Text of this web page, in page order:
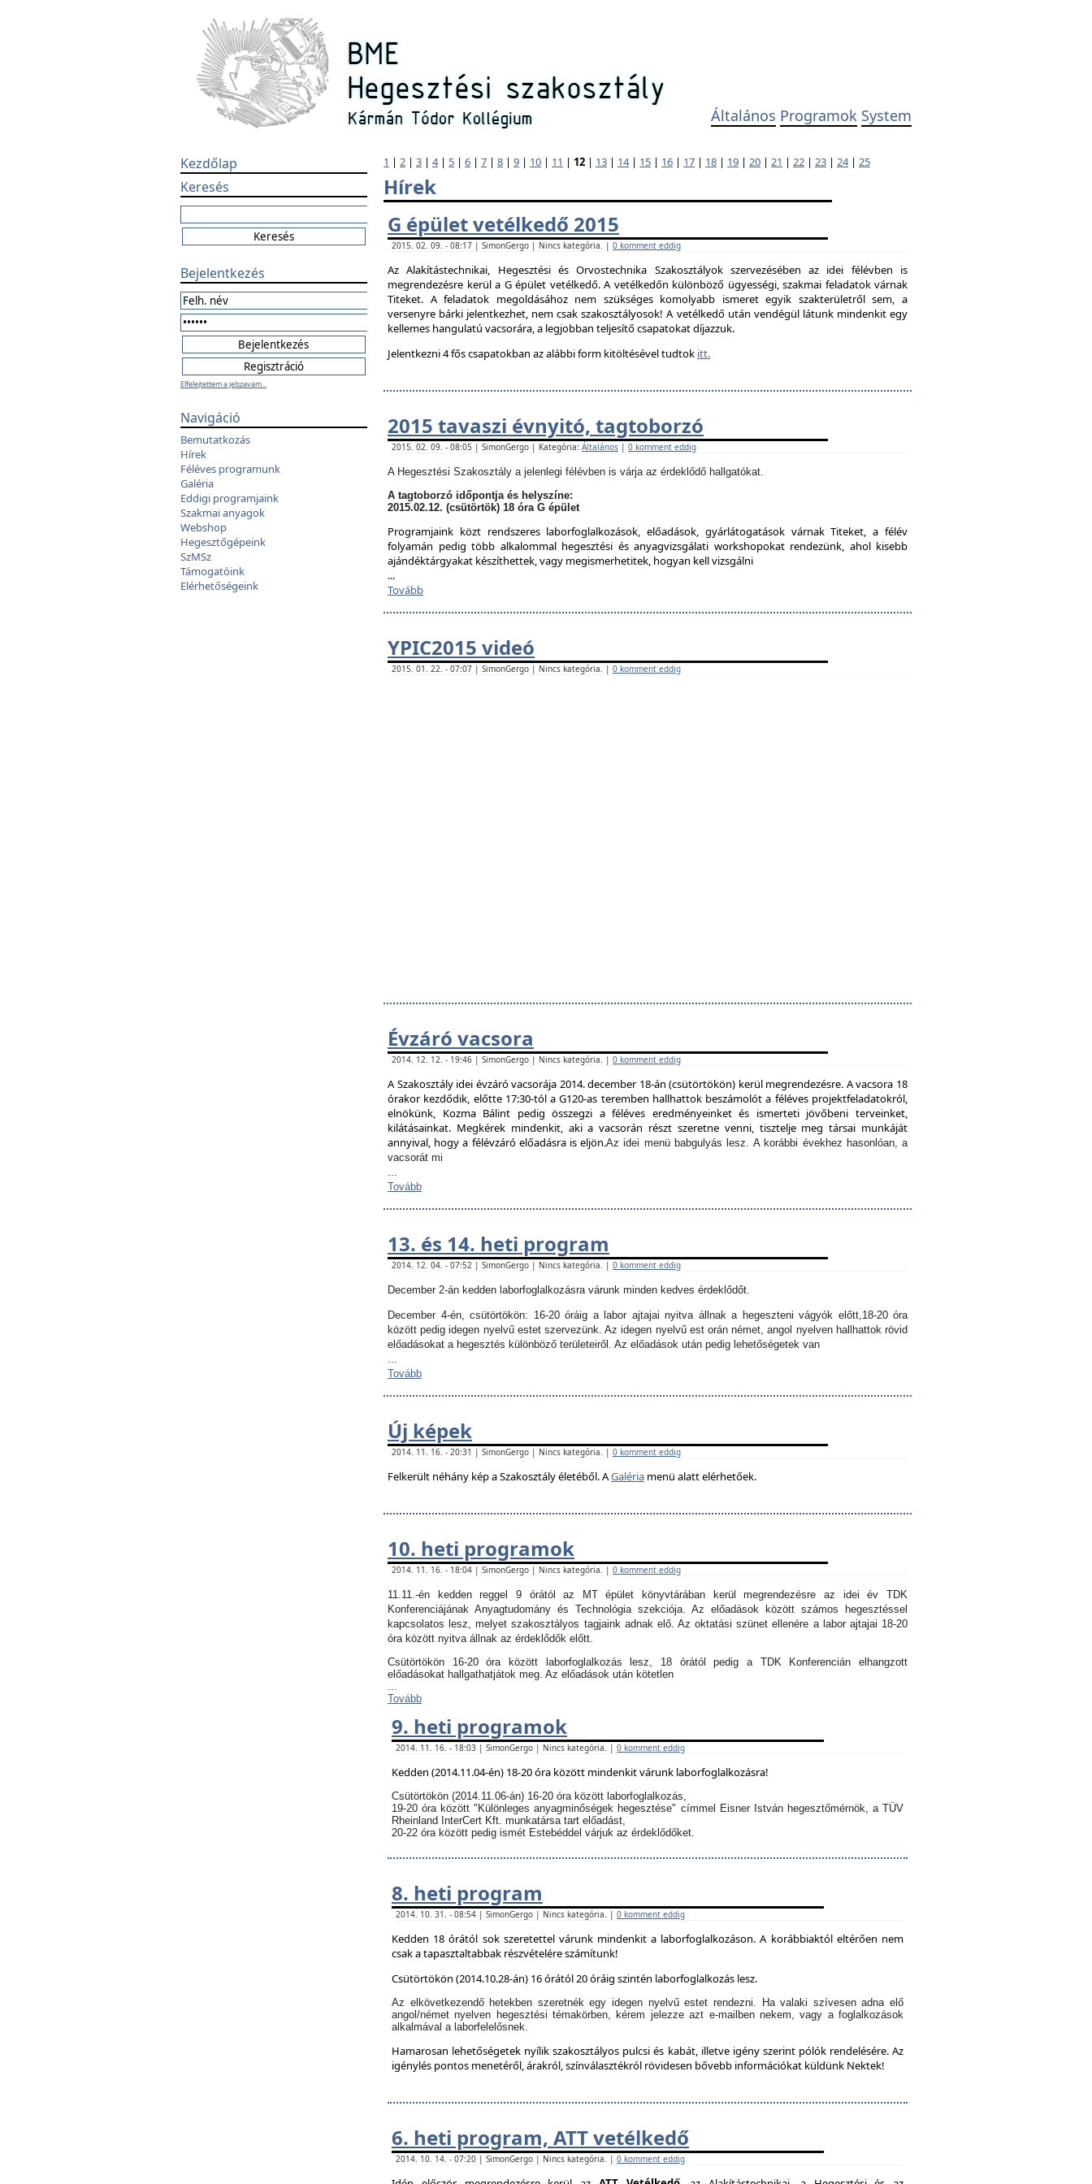
Általános Programok System
Kezdőlap
Keresés
Bejelentkezés
Elfelejtettem a jelszavam...
Navigáció
Bemutatkozás
Hírek
Féléves programunk
Galéria
Eddigi programjaink
Szakmai anyagok
Webshop
Hegesztőgépeink
SzMSz
Támogatóink
Elérhetőségeink
1 | 2 | 3 | 4| 5 | 6 | 7 | 8 | 9 | 10 | 11 | 12 | 13 | 14| 15 | 16 | 17 | 18 | 19 | 20 | 21 | 22 | 23 | 24| 25
Hírek
G épület vetélkedő 2015
2015. 02. 09. - 08:17 | SimonGergo | Nincs kategória. | 0 komment eddig
Az Alakítástechnikai, Hegesztési és Orvostechnika Szakosztályok szervezésében az idei félévben is
megrendezésre kerül a G épület vetélkedő. A vetélkedőn különböző ügyességi, szakmai feladatok várnak
Titeket. A feladatok megoldásához nem szükséges komolyabb ismeret egyik szakterületről sem, a
versenyre bárki jelentkezhet, nem csak szakosztályosok! A vetélkedő után vendégül látunk mindenkit egy
kellemes hangulatú vacsorára, a legjobban teljesítő csapatokat díjazzuk.
Jelentkezni 4 fős csapatokban az alábbi form kitöltésével tudtok itt.
2015 tavaszi évnyitó, tagtoborzó
2015. 02. 09. - 08:05 | SimonGergo | Kategória: Általános | 0 komment eddig
A Hegesztési Szakosztály a jelenlegi félévben is várja az érdeklődő hallgatókat.
A tagtoborzó időpontja és helyszíne:
2015.02.12. (csütörtök) 18 óra G épület
Programjaink közt rendszeres laborfoglalkozások, előadások, gyárlátogatások várnak Titeket, a félév
folyamán pedig több alkalommal hegesztési és anyagvizsgálati workshopokat rendezünk, ahol kisebb
ajándéktárgyakat készíthettek, vagy megismerhetitek, hogyan kell vizsgálni
...
Tovább
YPIC2015 videó
2015. 01. 22. - 07:07 | SimonGergo | Nincs kategória. | 0 komment eddig
Évzáró vacsora
2014. 12. 12. - 19:46 | SimonGergo | Nincs kategória. | 0 komment eddig
A Szakosztály idei évzáró vacsorája 2014. december 18-án (csütörtökön) kerül megrendezésre. A vacsora 18
órakor kezdődik, előtte 17:30-tól a G120-as teremben hallhattok beszámolót a féléves projektfeladatokról,
elnökünk, Kozma Bálint pedig összegzi a féléves eredményeinket és ismerteti jövőbeni terveinket,
kilátásainkat. Megkérek mindenkit, aki a vacsorán részt szeretne venni, tisztelje meg társai munkáját
annyival, hogy a félévzáró előadásra is eljön.Az idei menü babgulyás lesz.A korábbi évekhez hasonlóan, a
vacsorát mi
...
Tovább
13. és 14. heti program
2014. 12. 04. - 07:52 | SimonGergo | Nincs kategória. | 0 komment eddig
December 2-án kedden laborfoglalkozásra várunk minden kedves érdeklődőt.
December 4-én, csütörtökön: 16-20 óráig a labor ajtajai nyitva állnak a hegeszteni vágyók előtt,18-20 óra
között pedig idegen nyelvű estet szervezünk. Az idegen nyelvű est orán német, angol nyelven hallhattok rövid
előadásokat a hegesztés különböző területeiről. Az előadások után pedig lehetőségetek van
...
Tovább
Új képek
2014. 11. 16. - 20:31 | SimonGergo | Nincs kategória. | 0 komment eddig
Felkerült néhány kép a Szakosztály életéből. AGaléria menü alatt elérhetőek.
10. heti programok
2014. 11. 16. - 18:04 | SimonGergo | Nincs kategória. | 0 komment eddig
11.11.-én kedden reggel 9 órától az MT épület könyvtárában kerül megrendezésre az idei év TDK
Konferenciájának Anyagtudomány és Technológia szekciója. Az előadások között számos hegesztéssel
kapcsolatos lesz, melyet szakosztályos tagjaink adnak elő. Az oktatási szünet ellenére a labor ajtajai 18-20
óra között nyitva állnak az érdeklődők előtt.
Csütörtökön 16-20 óra között laborfoglalkozás lesz, 18 órától pedig a TDK Konferencián elhangzott
előadásokat hallgathatjátok meg. Az előadások után kötetlen
...
Tovább
9. heti programok
2014. 11. 16. - 18:03 | SimonGergo | Nincs kategória. | 0 komment eddig
Kedden (2014.11.04-én) 18-20 óra között mindenkit várunk laborfoglalkozásra!
Csütörtökön (2014.11.06-án) 16-20 óra között laborfoglalkozás,
19-20 óra között "Különleges anyagminőségek hegesztése" címmel Eisner István hegesztőmérnök, a TÜV
Rheinland InterCert Kft. munkatársa tart előadást,
20-22 óra között pedig ismét Estebéddel várjuk az érdeklődőket.
8. heti program
2014. 10. 31. - 08:54 | SimonGergo | Nincs kategória. | 0 komment eddig
Kedden 18 órától sok szeretettel várunk mindenkit a laborfoglalkozáson. A korábbiaktól eltérően nem
csak a tapasztaltabbak részvételére számítunk!
Csütörtökön (2014.10.28-án) 16 órától 20 óráig szintén laborfoglalkozás lesz.
Az elkövetkezendő hetekben szeretnék egy idegen nyelvű estet rendezni. Ha valaki szívesen adna elő
angol/német nyelven hegesztési témakörben, kérem jelezze azt e-mailben nekem, vagy a foglalkozások
alkalmával a laborfelelősnek.
Hamarosan lehetőségetek nyílik szakosztályos pulcsi és kabát, illetve igény szerint pólók rendelésére. Az
igénylés pontos menetéről, árakról, színválasztékról rövidesen bővebb információkat küldünk Nektek!
6. heti program, ATT vetélkedő
2014. 10. 14. - 07:20 | SimonGergo | Nincs kategória. | 0 komment eddig